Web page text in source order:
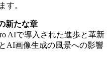
す。
新たな章
AIで導入された進歩と革新
AI画像生成の風景への影響